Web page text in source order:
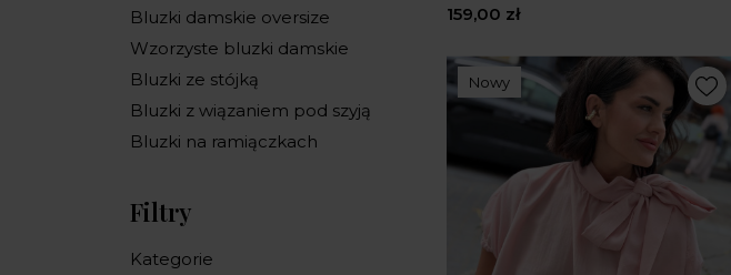
Bluzki damskie oversize
Wzorzyste bluzki damskie
Bluzki ze stójką
Bluzki z wiązaniem pod szyją
Bluzki na ramiączkach
Filtry
Kategorie
159,00 zł
Nowy